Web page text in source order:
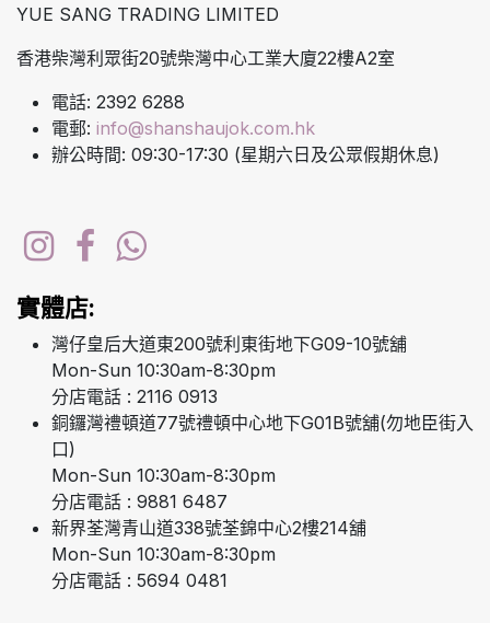
YUE SANG TRADING LIMITED
香港柴灣利眾街20號柴灣中心工業大廈22樓A2室
電話: 2392 6288
電郵: info@shanshaujok.com.hk
辦公時間: 09:30-17:30 (星期六日及公眾假期休息)
實體店:
灣仔皇后大道東200號利東街地下G09-10號舖
Mon-Sun 10:30am-8:30pm
分店電話 : 2116 0913
銅鑼灣禮頓道77號禮頓中心地下G01B號舖(勿地臣街入
口)
Mon-Sun 10:30am-8:30pm
分店電話 : 9881 6487
新界荃灣青山道338號荃錦中心2樓214舖
Mon-Sun 10:30am-8:30pm
分店電話 : 5694 0481